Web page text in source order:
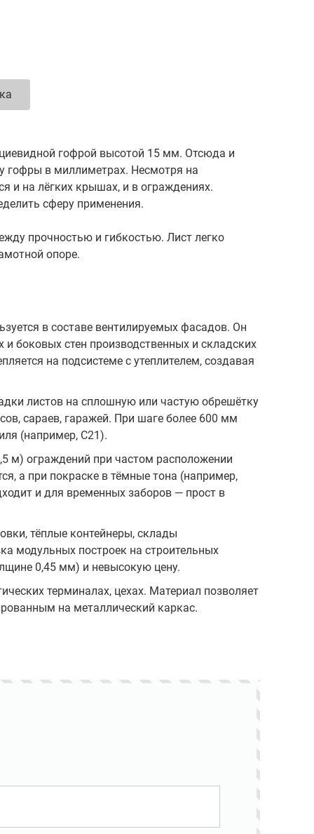
Складской резерв
гофрой высотой 15 мм. Отсюда и
гофры в миллиметрах. Несмотря на
и на лёгких крышах, и в ограждениях.
сферу применения.
прочностью и гибкостью. Лист легко
опоре.
в составе вентилируемых фасадов. Он
боковых стен производственных и складских
на подсистеме с утеплителем, создавая
листов на сплошную или частую обрешётку
сараев, гаражей. При шаге более 600 мм
(например, С21).
м) ограждений при частом расположении
а при покраске в тёмные тона (например,
и для временных заборов — прост в
тёплые контейнеры, склады
модульных построек на строительных
0,45 мм) и невысокую цену.
терминалах, цехах. Материал позволяет
на металлический каркас.